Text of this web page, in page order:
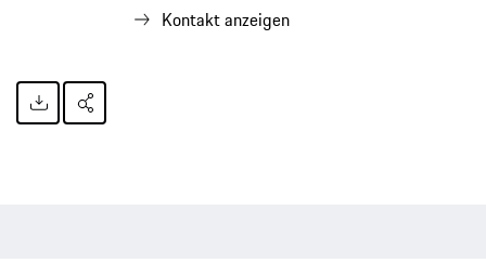
Kontakt anzeigen